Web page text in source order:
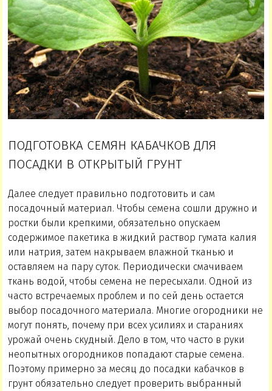
ПОДГОТОВКА СЕМЯН КАБАЧКОВ ДЛЯ
ПОСАДКИ В ОТКРЫТЫЙ ГРУНТ
Далее следует правильно подготовить и сам
посадочный материал. Чтобы семена сошли дружно и
ростки были крепкими, обязательно опускаем
содержимое пакетика в жидкий раствор гумата калия
или натрия, затем накрываем влажной тканью и
оставляем на пару суток. Периодически смачиваем
ткань водой, чтобы семена не пересыхали. Одной из
часто встречаемых проблем и по сей день остается
выбор посадочного материала. Многие огородники не
могут понять, почему при всех усилиях и стараниях
урожай очень скудный. Дело в том, что часто в руки
неопытных огородников попадают старые семена.
Поэтому примерно за месяц до посадки кабачков в
грунт обязательно следует проверить выбранный